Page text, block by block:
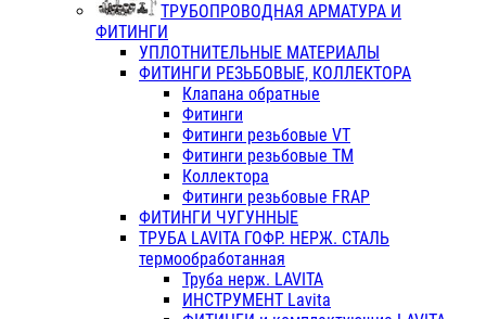
ТРУБОПРОВОДНАЯ АРМАТУРА И
ФИТИНГИ
УПЛОТНИТЕЛЬНЫЕ МАТЕРИАЛЫ
ФИТИНГИ РЕЗЬБОВЫЕ, КОЛЛЕКТОРА
Клапана обратные
Фитинги
Фитинги резьбовые VT
Фитинги резьбовые ТМ
Коллектора
Фитинги резьбовые FRAP
ФИТИНГИ ЧУГУННЫЕ
ТРУБА LAVITA ГОФР. НЕРЖ. СТАЛЬ
термообработанная
Труба нерж. LAVITA
ИНСТРУМЕНТ Lavita